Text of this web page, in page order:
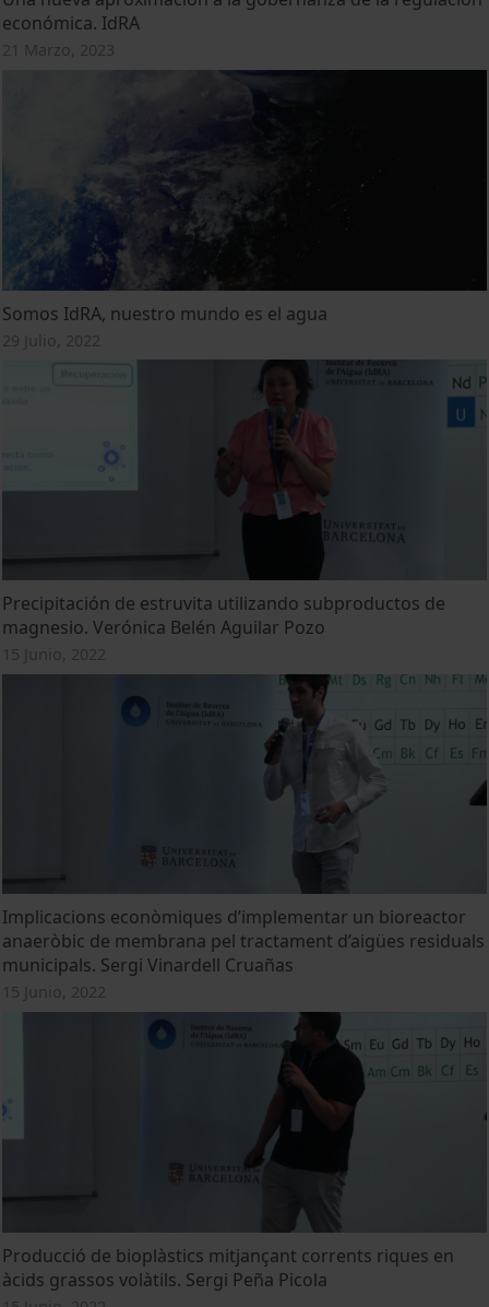
económica. IdRA
21 Marzo, 2023
Somos IdRA, nuestro mundo es el agua
29 Julio, 2022
Precipitación de estruvita utilizando subproductos de
magnesio. Verónica Belén Aguilar Pozo
15 Junio, 2022
Implicacions econòmiques d’implementar un bioreactor
anaeròbic de membrana pel tractament d’aigües residuals
municipals. Sergi Vinardell Cruañas
15 Junio, 2022
Producció de bioplàstics mitjançant corrents riques en
àcids grassos volàtils. Sergi Peña Picola